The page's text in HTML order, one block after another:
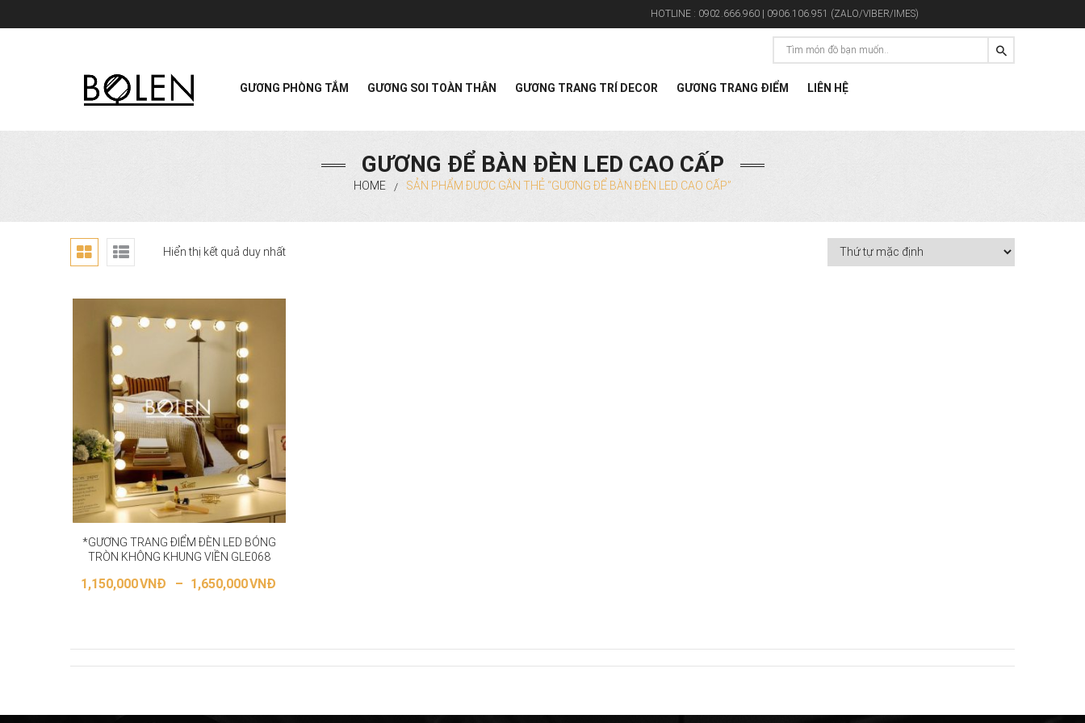
HOTLINE : 0902.666.960 | 0906.106.951 (ZALO/VIBER/IMES)
GƯƠNG PHÒNG TẮM GƯƠNG SOI TOÀN THÂN GƯƠNG TRANG TRÍ DECOR GƯƠNG TRANG ĐIỂM LIÊN HỆ
GƯƠNG ĐỂ BÀN ĐÈN LED CAO CẤP
HOME / SẢN PHẨM ĐƯỢC GẮN THẺ “GƯƠNG ĐỂ BÀN ĐÈN LED CAO CẤP”
Hiển thị kết quả duy nhất
*GƯƠNG TRANG ĐIỂM ĐÈN LED BÓNG
TRÒN KHÔNG KHUNG VIỀN GLE068
1,150,000VNĐ – 1,650,000VNĐ